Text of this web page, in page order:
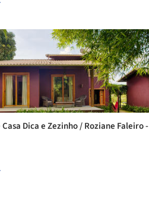
Dica e Zezinho / Roziane Faleiro -